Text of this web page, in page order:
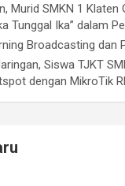
Murid SMKN 1 Klaten
Tunggal Ika” dalam
Broadcasting dan
Siswa TJKT
dengan MikroTik